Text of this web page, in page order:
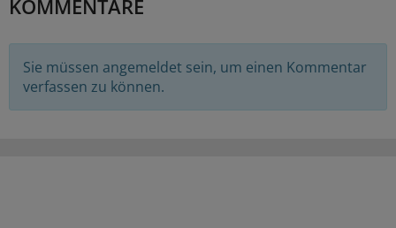
KOMMENTARE
Sie müssen angemeldet sein, um einen Kommentar
verfassen zu können.